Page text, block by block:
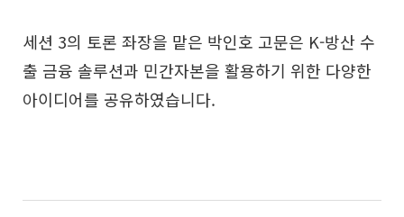
세션 3의 토론 좌장을 맡은 박인호 고문은 K-방산 수
출 금융 솔루션과 민간자본을 활용하기 위한 다양한
아이디어를 공유하였습니다.